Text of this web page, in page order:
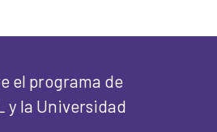
el programa de
y la Universidad